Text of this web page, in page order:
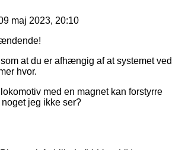
maj 2023, 20:10
at du er afhængig af at systemet ved
hvor.
med en magnet kan forstyrre
jeg ikke ser?